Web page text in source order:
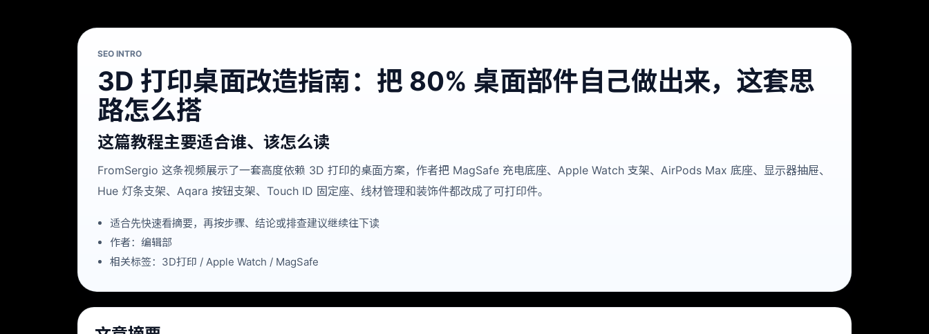
SEO INTRO
3D 打印桌面改造指南：把 80% 桌面部件自己做出来，这套思
路怎么搭
这篇教程主要适合谁、该怎么读
FromSergio 这条视频展示了一套高度依赖 3D 打印的桌面方案，作者把 MagSafe 充电底座、Apple Watch 支架、AirPods Max 底座、显示器抽屉、
Hue 灯条支架、Aqara 按钮支架、Touch ID 固定座、线材管理和装饰件都改成了可打印件。
适合先快速看摘要，再按步骤、结论或排查建议继续往下读
作者：编辑部
相关标签：3D打印 / Apple Watch / MagSafe